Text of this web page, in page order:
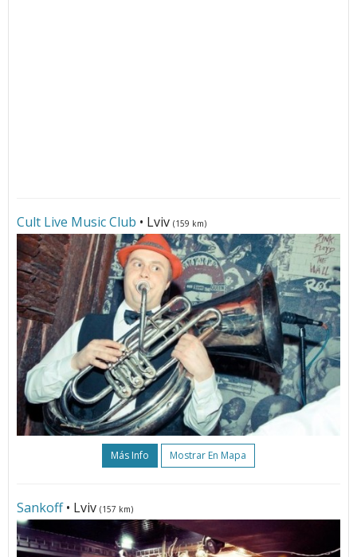
Cult Live Music Club • Lviv (159 km)
Más Info Mostrar En Mapa
Sankoff • Lviv (157 km)